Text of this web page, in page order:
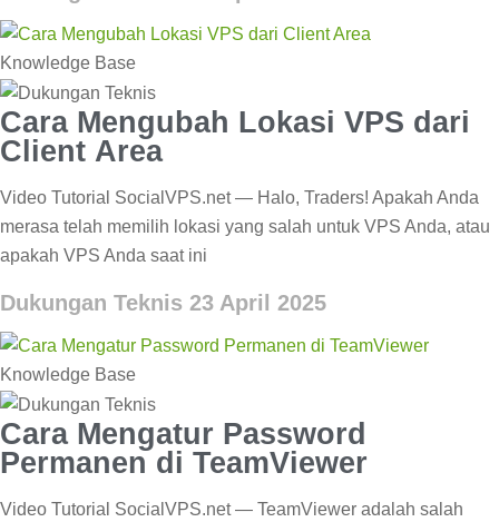
Knowledge Base
Cara Mengubah Lokasi VPS dari
Client Area
Video Tutorial SocialVPS.net — Halo, Traders! Apakah Anda
merasa telah memilih lokasi yang salah untuk VPS Anda, atau
apakah VPS Anda saat ini
Dukungan Teknis 23 April 2025
Knowledge Base
Cara Mengatur Password
Permanen di TeamViewer
Video Tutorial SocialVPS.net — TeamViewer adalah salah